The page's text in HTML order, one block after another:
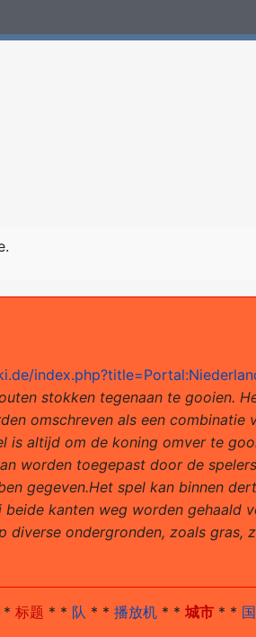
stokken tegenaan te gooien.
omschreven als een combinatie
is altijd om de koning omver te
worden toegepast door de
gegeven.Het spel kan binnen
kanten weg worden gehaald
ondergronden, zoals gras,
*标题 * * 队 * *播放机 * *城市 * *